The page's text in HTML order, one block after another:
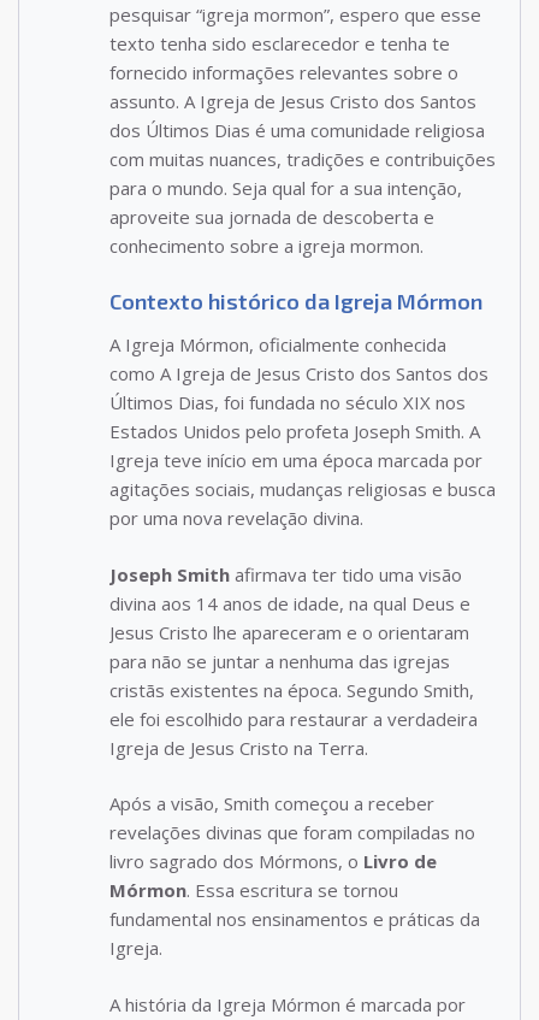
pesquisar “igreja mormon”, espero que esse
texto tenha sido esclarecedor e tenha te
fornecido informações relevantes sobre o
assunto. A Igreja de Jesus Cristo dos Santos
dos Últimos Dias é uma comunidade religiosa
com muitas nuances, tradições e contribuições
para o mundo. Seja qual for a sua intenção,
aproveite sua jornada de descoberta e
conhecimento sobre a igreja mormon.
Contexto histórico da Igreja Mórmon
A Igreja Mórmon, oficialmente conhecida
como A Igreja de Jesus Cristo dos Santos dos
Últimos Dias, foi fundada no século XIX nos
Estados Unidos pelo profeta Joseph Smith. A
Igreja teve início em uma época marcada por
agitações sociais, mudanças religiosas e busca
por uma nova revelação divina.
Joseph Smith afirmava ter tido uma visão
divina aos 14 anos de idade, na qual Deus e
Jesus Cristo lhe apareceram e o orientaram
para não se juntar a nenhuma das igrejas
cristãs existentes na época. Segundo Smith,
ele foi escolhido para restaurar a verdadeira
Igreja de Jesus Cristo na Terra.
Após a visão, Smith começou a receber
revelações divinas que foram compiladas no
livro sagrado dos Mórmons, o Livro de
Mórmon. Essa escritura se tornou
fundamental nos ensinamentos e práticas da
Igreja.
A história da Igreja Mórmon é marcada por